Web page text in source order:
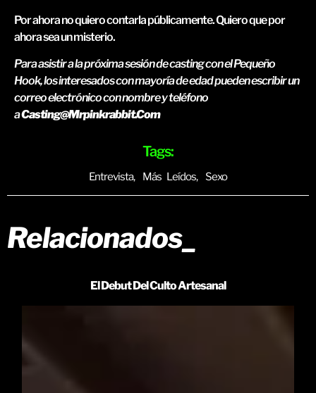
Por ahora no quiero contarla públicamente. Quiero que por
ahora sea un misterio.
Para asistir a la próxima sesión de casting con el Pequeño
Hook, los interesados con mayoría de edad pueden escribir un
correo electrónico con nombre y teléfono
aCasting@mrpinkrabbit.com
Tags:
Entrevista, Más Leídos, Sexo
Relacionados_
El Debut Del Culto Artesanal